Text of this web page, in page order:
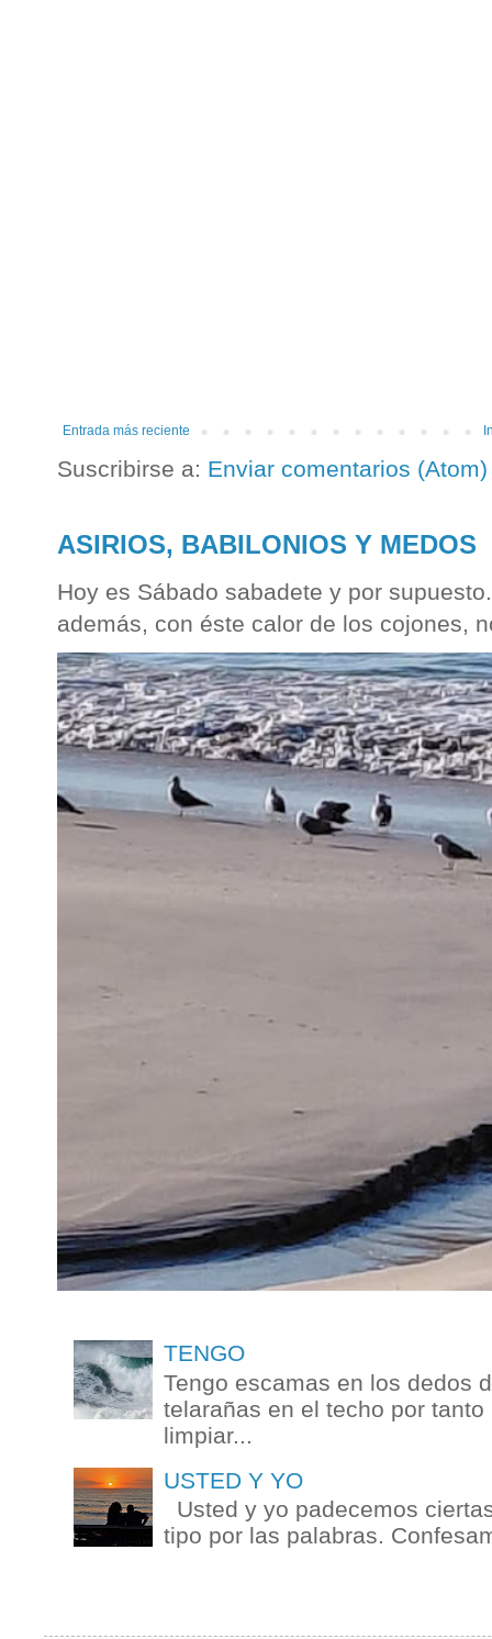
Entrada más reciente
Suscribirse a: Enviar comentarios (Atom)
ASIRIOS, BABILONIOS Y MEDOS
Hoy es Sábado sabadete y por
además, con éste calor de los cojones,
TENGO
Tengo escamas en los dedos
telarañas en el techo por
limpiar...
USTED Y YO
Usted y yo padecemos
tipo por las palabras.